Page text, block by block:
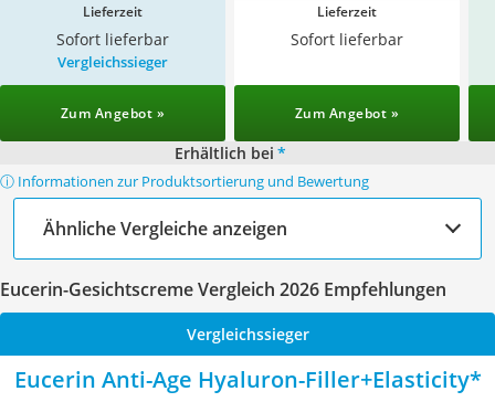
Lieferzeit
Sofort lieferbar
Lieferzeit
Sofort lieferbar
Vergleichssieger
Zum Angebot » Zum Angebot »
Erhältlich bei *
ⓘ Informationen zur Produktsortierung und Bewertung
Ähnliche Vergleiche anzeigen
Eucerin-Gesichtscreme Vergleich 2026 Empfehlungen
Vergleichssieger
Eucerin Anti-Age Hyaluron-Filler+Elasticity